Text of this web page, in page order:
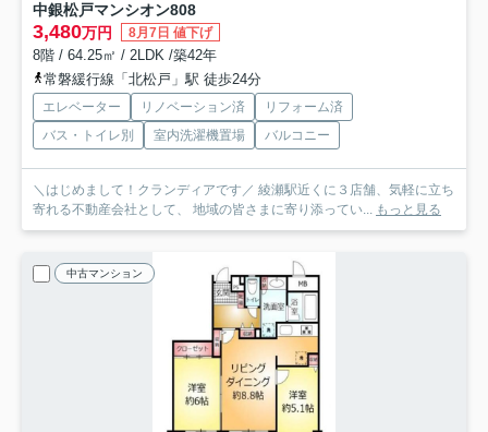
中銀松戸マンシオン808
3,480万円 8月7日 値下げ
8階 / 64.25㎡ / 2LDK /築42年
常磐緩行線「北松戸」駅 徒歩24分
エレベーター リノベーション済
リフォーム済
バス・トイレ別
室内洗濯機置場 バルコニー
＼はじめまして！クランディアです／ 綾瀬駅近くに３店舗、気軽に立ち
寄れる不動産会社として、 地域の皆さまに寄り添ってい... もっと見る
中古マンション